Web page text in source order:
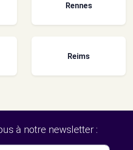
Rennes
Reims
à notre newsletter :